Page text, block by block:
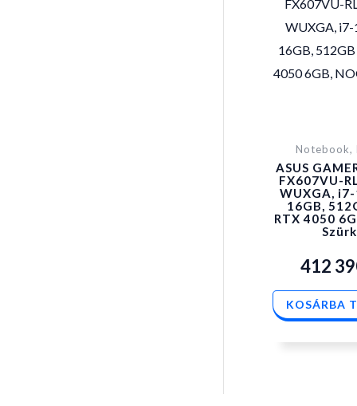
Notebook,
ASUS
FX607VU-
WUXGA,
16GB,
RTX 4050
412
KOSÁRBA